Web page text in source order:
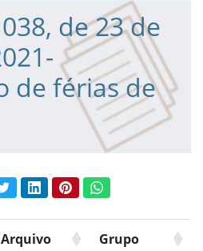
de 23 de
de férias de
conteúdo:
TwitterLinkedInPinterestWhatsApp
Arquivo Grupo